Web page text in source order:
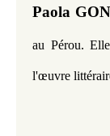
Paola
au Pérou.
l'œuvre